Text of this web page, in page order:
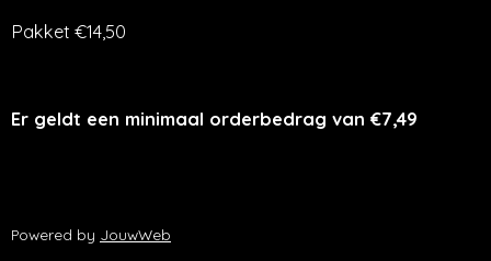
Pakket €14,50
Er geldt een minimaal orderbedrag van €7,49
Powered by JouwWeb